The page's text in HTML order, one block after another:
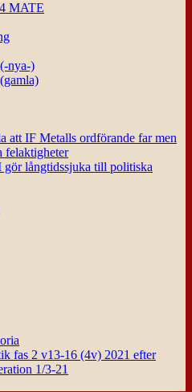
MATE
nya-)
att IF Metalls ordförande far men
felaktigheter
gör långtidssjuka till politiska
fas 2 v13-16 (4v) 2021 efter
1/3-21